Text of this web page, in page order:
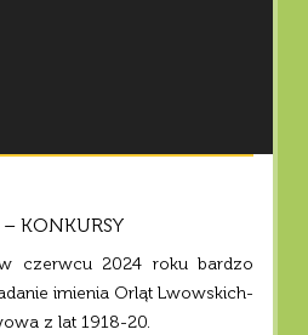
KONKURSY
czerwcu 2024 roku bardzo
imienia Orląt Lwowskich-
z lat 1918-20.